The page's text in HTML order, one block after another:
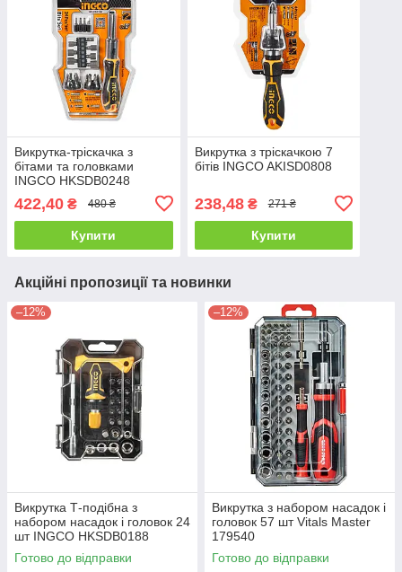
Викрутка-тріскачка з
бітами та головками
INGCO HKSDB0248
422,40 ₴ 480 ₴
Купити
Викрутка з тріскачкою 7
бітів INGCO AKISD0808
238,48₴ 271 ₴
Купити
Акційні пропозиції та новинки
–12%
Викрутка Т-подібна з
набором насадок і головок 24
шт INGCO HKSDB0188
Готово до відправки
–12%
Викрутка з набором насадок і
головок 57 шт Vitals Master
179540
Готово до відправки